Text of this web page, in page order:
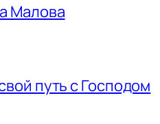
Малова
путь с Господом